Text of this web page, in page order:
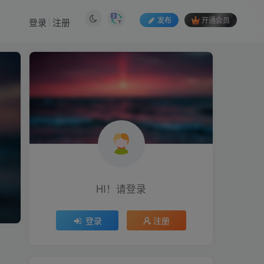
发布 开通会员
登录 注册
HI！请登录
登录 注册